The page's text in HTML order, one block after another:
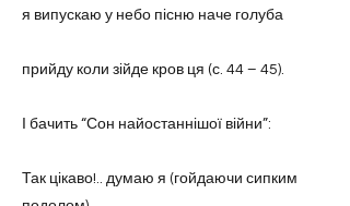
я випускаю у небо пісню наче голуба
прийду коли зійде кров ця (с. 44 – 45).
І бачить “Сон найостаннішої війни”:
Так цікаво!.. думаю я (гойдаючи сипким